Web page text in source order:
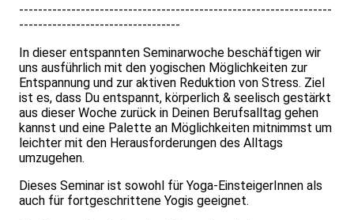
------------------------------------------------------------------
----------------------------------
In dieser entspannten Seminarwoche beschäftigen wir
uns ausführlich mit den yogischen Möglichkeiten zur
Entspannung und zur aktiven Reduktion von Stress. Ziel
ist es, dass Du entspannt, körperlich & seelisch gestärkt
aus dieser Woche zurück in Deinen Berufsalltag gehen
kannst und eine Palette an Möglichkeiten mitnimmst um
leichter mit den Herausforderungen des Alltags
umzugehen.
Dieses Seminar ist sowohl für Yoga-EinsteigerInnen als
auch für fortgeschrittene Yogis geeignet.